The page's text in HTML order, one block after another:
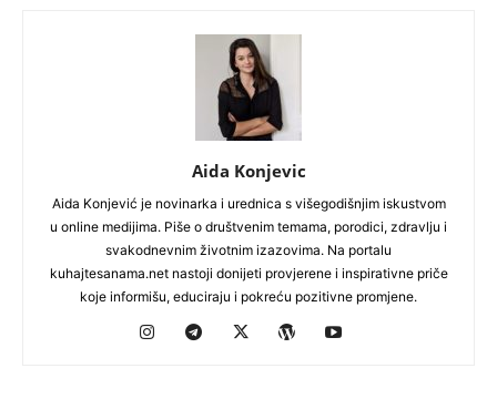
Aida Konjevic
Aida Konjević je novinarka i urednica s višegodišnjim iskustvom
u online medijima. Piše o društvenim temama, porodici, zdravlju i
svakodnevnim životnim izazovima. Na portalu
kuhajtesanama.net nastoji donijeti provjerene i inspirativne priče
koje informišu, educiraju i pokreću pozitivne promjene.